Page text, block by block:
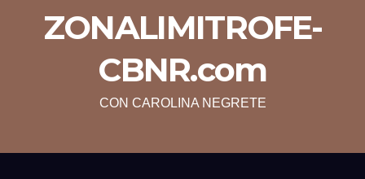
ZONALIMITROFE-
CBNR.com
CON CAROLINA NEGRETE